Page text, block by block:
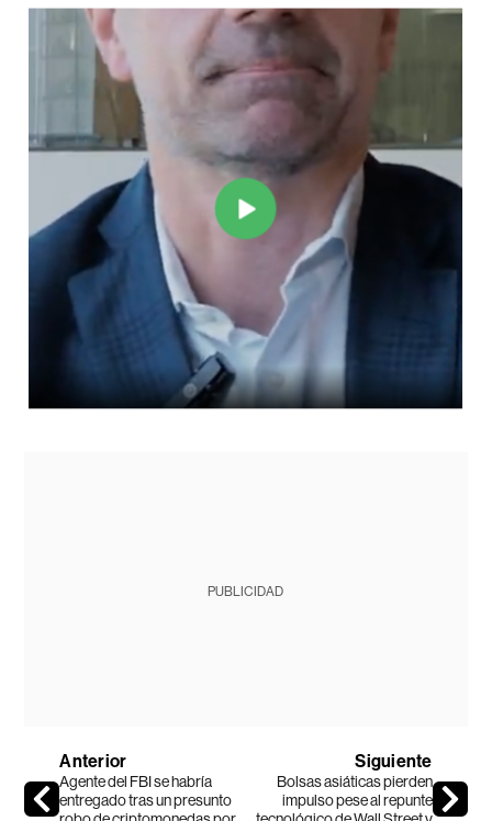
PUBLICIDAD
Anterior
Agente del FBI se habría
entregado tras un presunto
Siguiente
Bolsas asiáticas pierden
impulso pese al repunte